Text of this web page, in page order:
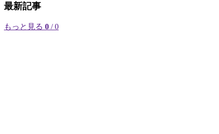
最新記事
もっと見る 0 / 0